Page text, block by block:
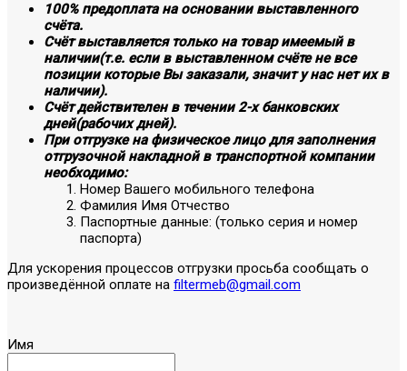
100% предоплата на основании выставленного
счёта.
Счёт выставляется только на товар имеемый в
наличии(т.е. если в выставленном счёте не все
позиции которые Вы заказали, значит у нас нет их в
наличии).
Счёт действителен в течении 2-х банковских
дней(рабочих дней).
При отгрузке на физическое лицо для заполнения
отгрузочной накладной в транспортной компании
необходимо:
Номер Вашего мобильного телефона
Фамилия Имя Отчество
Паспортные данные: (только серия и номер
паспорта)
Для ускорения процессов отгрузки просьба сообщать о
произведённой оплате на filtermeb@gmail.com
Имя